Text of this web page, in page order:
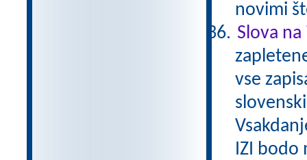
novimi
Slova na
vse
IZI bodo